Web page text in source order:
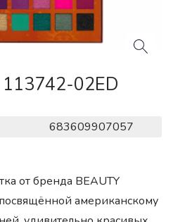
02ED
683609907057
от бренда BEAUTY
американскому